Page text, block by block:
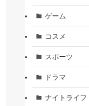
ゲーム
コスメ
スポーツ
ドラマ
ナイトライフ